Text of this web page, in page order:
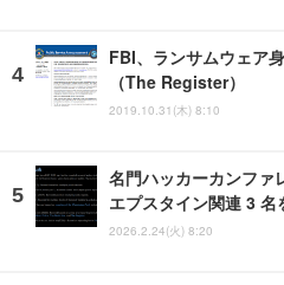
FBI、ランサムウェア
（The Register）
2019.10.31(木) 8:10
名門ハッカーカンファ
エプスタイン関連 3 名
2026.2.24(火) 8:20